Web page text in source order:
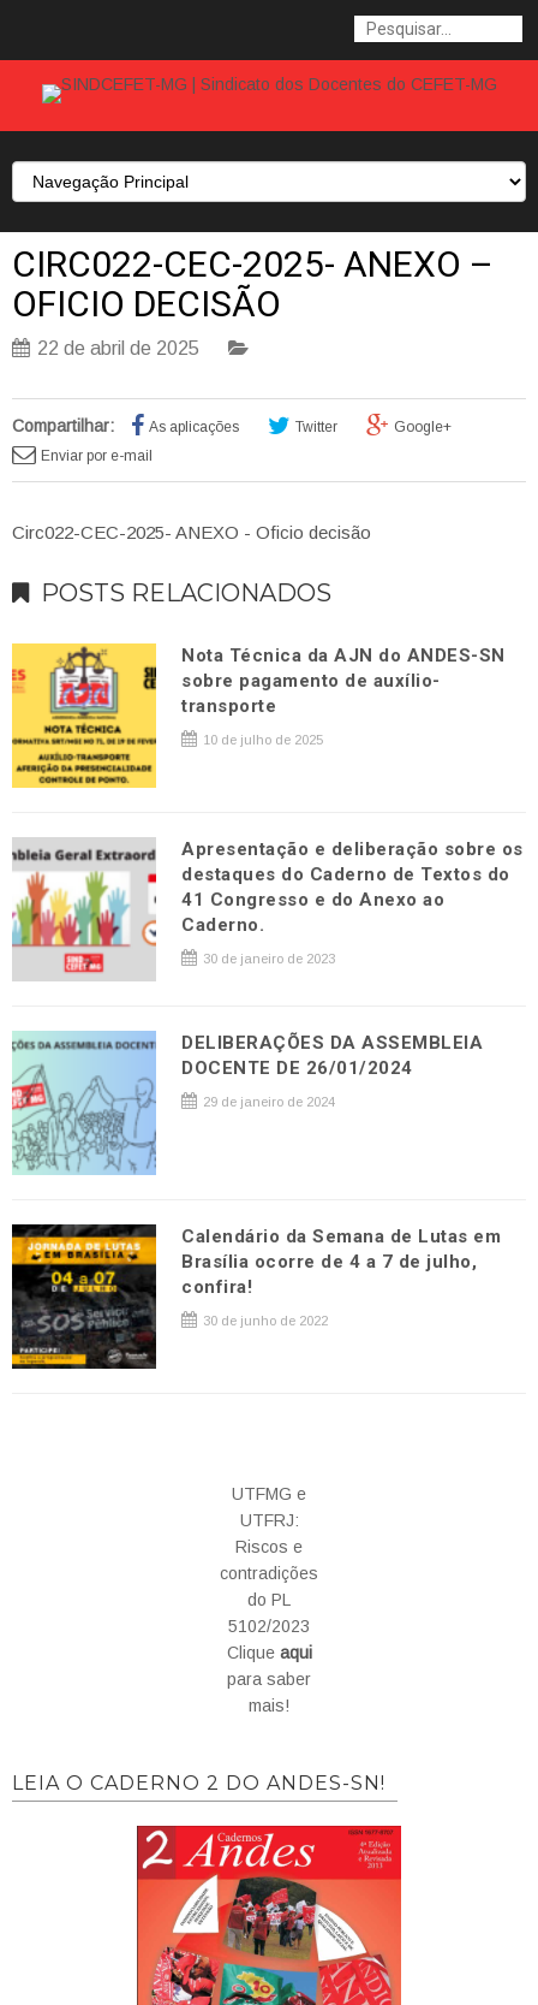
CIRC022-CEC-2025- ANEXO –
OFICIO DECISÃO
22 de abril de 2025
Compartilhar: As aplicações Twitter
Google+
Enviar por e-mail
Circ022-CEC-2025- ANEXO - Oficio decisão
POSTS RELACIONADOS
Nota Técnica da AJN do ANDES-SN
sobre pagamento de auxílio-
transporte
10 de julho de 2025
Apresentação e deliberação sobre os
destaques do Caderno de Textos do
41 Congresso e do Anexo ao
Caderno.
30 de janeiro de 2023
DELIBERAÇÕES DA ASSEMBLEIA
DOCENTE DE 26/01/2024
29 de janeiro de 2024
Calendário da Semana de Lutas em
Brasília ocorre de 4 a 7 de julho,
confira!
30 de junho de 2022
UTFMG e
UTFRJ:
Riscos e
contradições
do PL
5102/2023
Clique aqui
para saber
mais!
LEIA O CADERNO 2 DO ANDES-SN!